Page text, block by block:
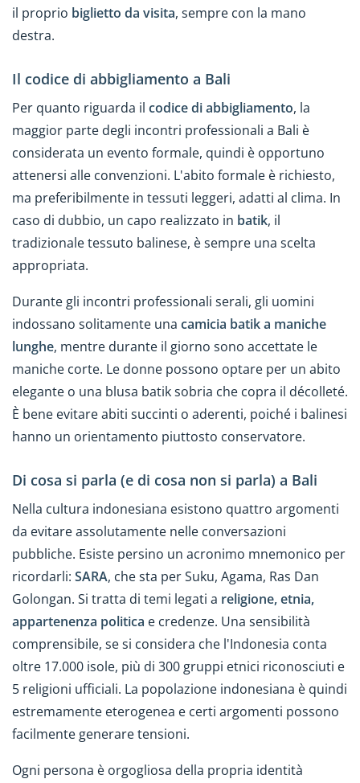
il proprio biglietto da visita, sempre con la mano
destra.
Il codice di abbigliamento a Bali
Per quanto riguarda il codice di abbigliamento, la
maggior parte degli incontri professionali a Bali è
considerata un evento formale, quindi è opportuno
attenersi alle convenzioni. L'abito formale è richiesto,
ma preferibilmente in tessuti leggeri, adatti al clima. In
caso di dubbio, un capo realizzato in batik, il
tradizionale tessuto balinese, è sempre una scelta
appropriata.
Durante gli incontri professionali serali, gli uomini
indossano solitamente una camicia batik a maniche
lunghe, mentre durante il giorno sono accettate le
maniche corte. Le donne possono optare per un abito
elegante o una blusa batik sobria che copra il décolleté.
È bene evitare abiti succinti o aderenti, poiché i balinesi
hanno un orientamento piuttosto conservatore.
Di cosa si parla (e di cosa non si parla) a Bali
Nella cultura indonesiana esistono quattro argomenti
da evitare assolutamente nelle conversazioni
pubbliche. Esiste persino un acronimo mnemonico per
ricordarli: SARA, che sta per Suku, Agama, Ras Dan
Golongan. Si tratta di temi legati a religione, etnia,
appartenenza politica e credenze. Una sensibilità
comprensibile, se si considera che l'Indonesia conta
oltre 17.000 isole, più di 300 gruppi etnici riconosciuti e
5 religioni ufficiali. La popolazione indonesiana è quindi
estremamente eterogenea e certi argomenti possono
facilmente generare tensioni.
Ogni persona è orgogliosa della propria identità